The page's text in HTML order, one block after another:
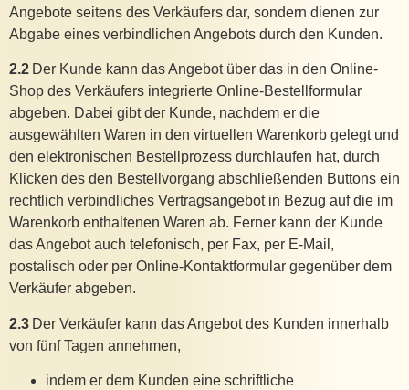
Angebote seitens des Verkäufers dar, sondern dienen zur
Abgabe eines verbindlichen Angebots durch den Kunden.
2.2 Der Kunde kann das Angebot über das in den Online-
Shop des Verkäufers integrierte Online-Bestellformular
abgeben. Dabei gibt der Kunde, nachdem er die
ausgewählten Waren in den virtuellen Warenkorb gelegt und
den elektronischen Bestellprozess durchlaufen hat, durch
Klicken des den Bestellvorgang abschließenden Buttons ein
rechtlich verbindliches Vertragsangebot in Bezug auf die im
Warenkorb enthaltenen Waren ab. Ferner kann der Kunde
das Angebot auch telefonisch, per Fax, per E-Mail,
postalisch oder per Online-Kontaktformular gegenüber dem
Verkäufer abgeben.
2.3 Der Verkäufer kann das Angebot des Kunden innerhalb
von fünf Tagen annehmen,
indem er dem Kunden eine schriftliche